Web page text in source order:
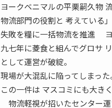
ヨークベニマルの平栗嗣久物
物流部門の役割と 考えている
失敗を糧に一括物流を推進
九七年に菱食と組んでグロサ
として運営が破綻。
現場が大混乱に陥ってしまっ
この一件は マスコミにも大き
物流軽視が招いたセンター